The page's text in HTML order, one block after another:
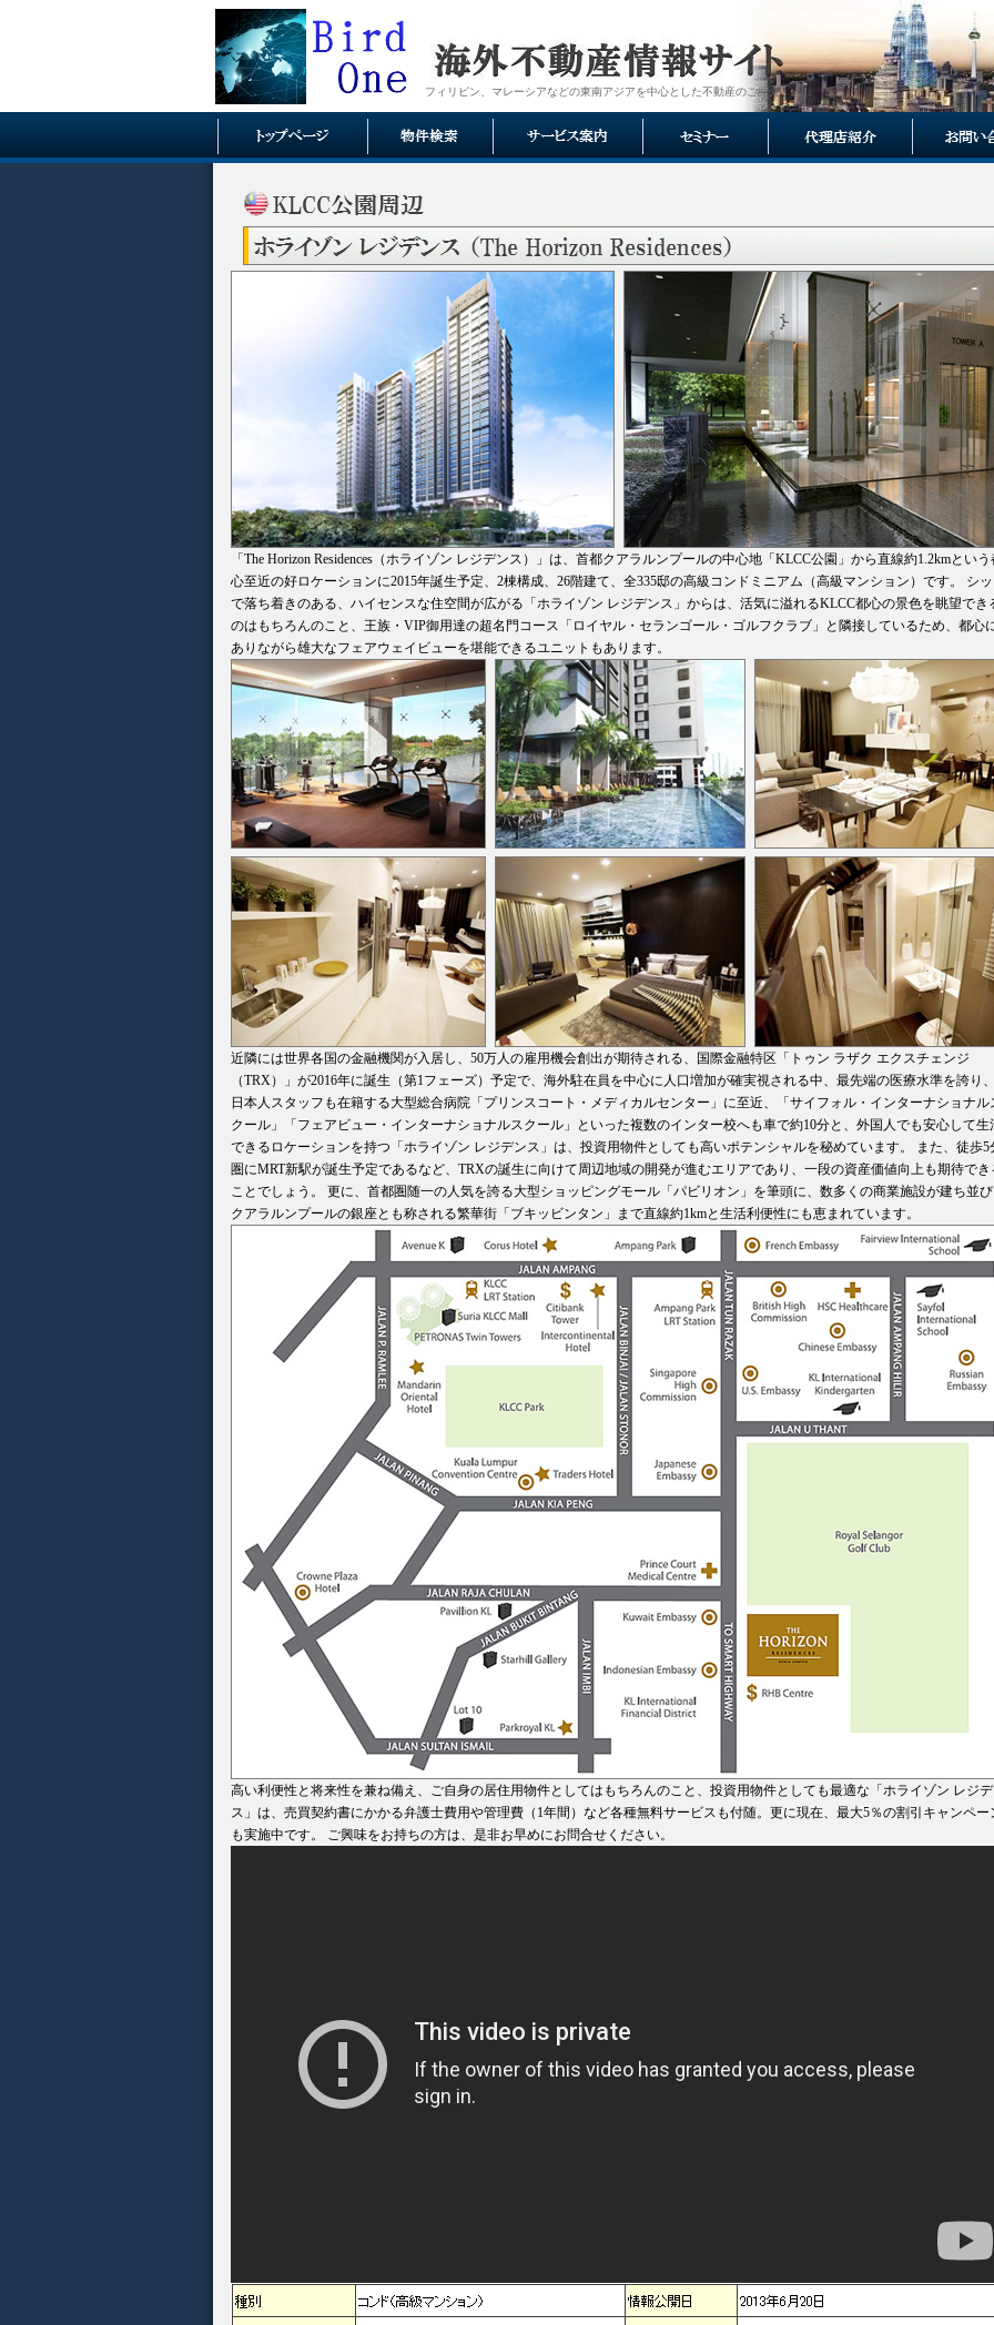
フィリピン、マレーシアなどの東南アジアを中心とした不動産のご紹介
「The Horizon Residences（ホライゾン レジデンス）」は、首都クアラルンプールの中心地「KLCC公園」から直線約1.2kmという
心至近の好ロケーションに2015年誕生予定、2棟構成、26階建て、全335邸の高級コンドミニアム（高級マンション）です。 シ
で落ち着きのある、ハイセンスな住空間が広がる「ホライゾン レジデンス」からは、活気に溢れるKLCC都心の景色を眺望でき
のはもちろんのこと、王族・VIP御用達の超名門コース「ロイヤル・セランゴール・ゴルフクラブ」と隣接しているため、都心
ありながら雄大なフェアウェイビューを堪能できるユニットもあります。
近隣には世界各国の金融機関が入居し、50万人の雇用機会創出が期待される、国際金融特区「トゥン ラザク エクスチェンジ
（TRX）」が2016年に誕生（第1フェーズ）予定で、海外駐在員を中心に人口増加が確実視される中、最先端の医療水準を誇り
日本人スタッフも在籍する大型総合病院「プリンスコート・メディカルセンター」に至近、「サイフォル・インターナショナル
クール」「フェアビュー・インターナショナルスクール」といった複数のインター校へも車で約10分と、外国人でも安心して生
できるロケーションを持つ「ホライゾン レジデンス」は、投資用物件としても高いポテンシャルを秘めています。 また、徒歩5
圏にMRT新駅が誕生予定であるなど、TRXの誕生に向けて周辺地域の開発が進むエリアであり、一段の資産価値向上も期待でき
ことでしょう。 更に、首都圏随一の人気を誇る大型ショッピングモール「パビリオン」を筆頭に、数多くの商業施設が建ち並
クアラルンプールの銀座とも称される繁華街「ブキッビンタン」まで直線約1kmと生活利便性にも恵まれています。
高い利便性と将来性を兼ね備え、ご自身の居住用物件としてはもちろんのこと、投資用物件としても最適な「ホライゾン レジ
ス」は、売買契約書にかかる弁護士費用や管理費（1年間）など各種無料サービスも付随。更に現在、最大5％の割引キャンペー
も実施中です。 ご興味をお持ちの方は、是非お早めにお問合せください。